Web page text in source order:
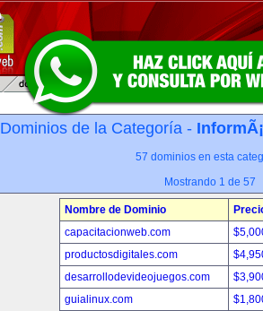
Dominios de la Categoría -
57 dominios en esta
Mostrando 1 de 57
Nombre de Dominio
capacitacionweb.com
productosdigitales.com
desarrollodevideojuegos.com
guialinux.com